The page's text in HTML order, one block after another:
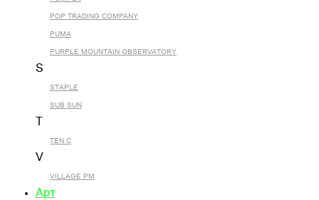
POP TRADING COMPANY
PUMA
PURPLE MOUNTAIN OBSERVATORY
S
STAPLE
SUB SUN
TEN C
V
VILLAGE PM
Арт